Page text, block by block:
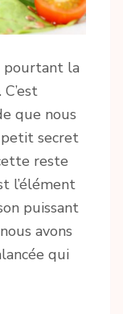
pourtant la
que nous
petit secret
reste
l’élément
puissant
avons
qui